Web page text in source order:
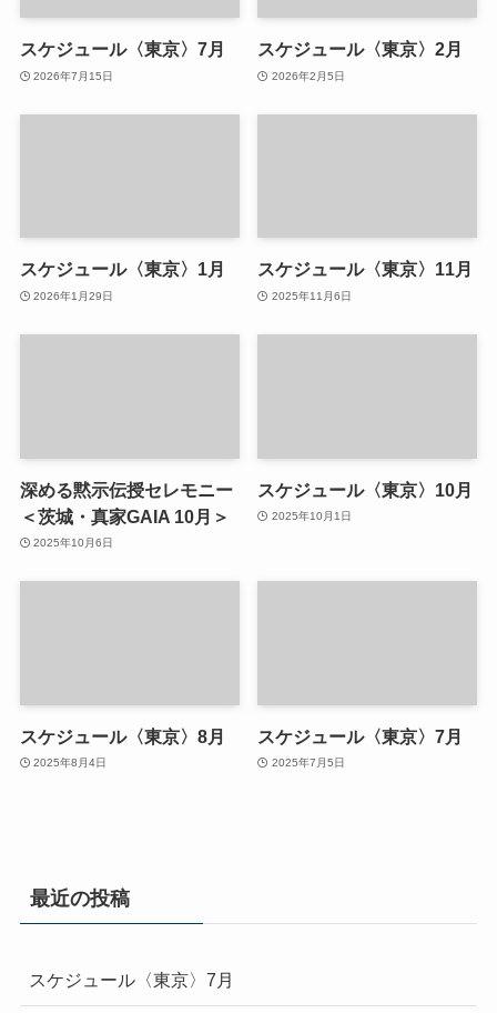
スケジュール〈東京〉7月
2026年7月15日
スケジュール〈東京〉2月
2026年2月5日
スケジュール〈東京〉1月
2026年1月29日
スケジュール〈東京〉11月
2025年11月6日
深める黙示伝授セレモニー
＜茨城・真家GAIA 10月＞
2025年10月6日
スケジュール〈東京〉10月
2025年10月1日
スケジュール〈東京〉8月
2025年8月4日
スケジュール〈東京〉7月
2025年7月5日
最近の投稿
スケジュール〈東京〉7月